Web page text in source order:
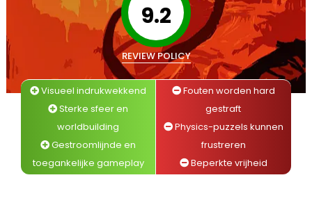
9.2
REVIEW POLICY
Visueel indrukwekkend
Sterke sfeer en
worldbuilding
Gestroomlijnde en
toegankelijke gameplay
Fouten worden hard
gestraft
Physics-puzzels kunnen
frustreren
Beperkte vrijheid